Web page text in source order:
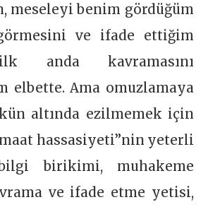
meseleyi benim gördüğüm
ve ifade ettiğim
anda kavramasını
elbette. Ama omuzlamaya
altında ezilmemek için
hassasiyeti”nin yeterli
bilgi birikimi, muhakeme
ve ifade etme yetisi,